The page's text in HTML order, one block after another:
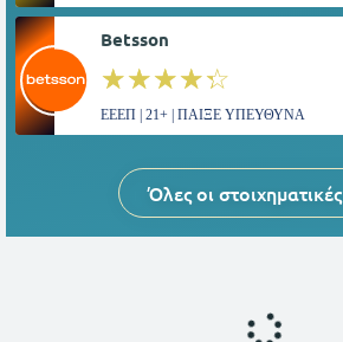
Betsson
☆☆☆☆☆
★★★★★
ΕΕΕΠ | 21+ | ΠΑΙΞΕ ΥΠΕΥΘΥΝΑ
Όλες οι στοιχηματικές